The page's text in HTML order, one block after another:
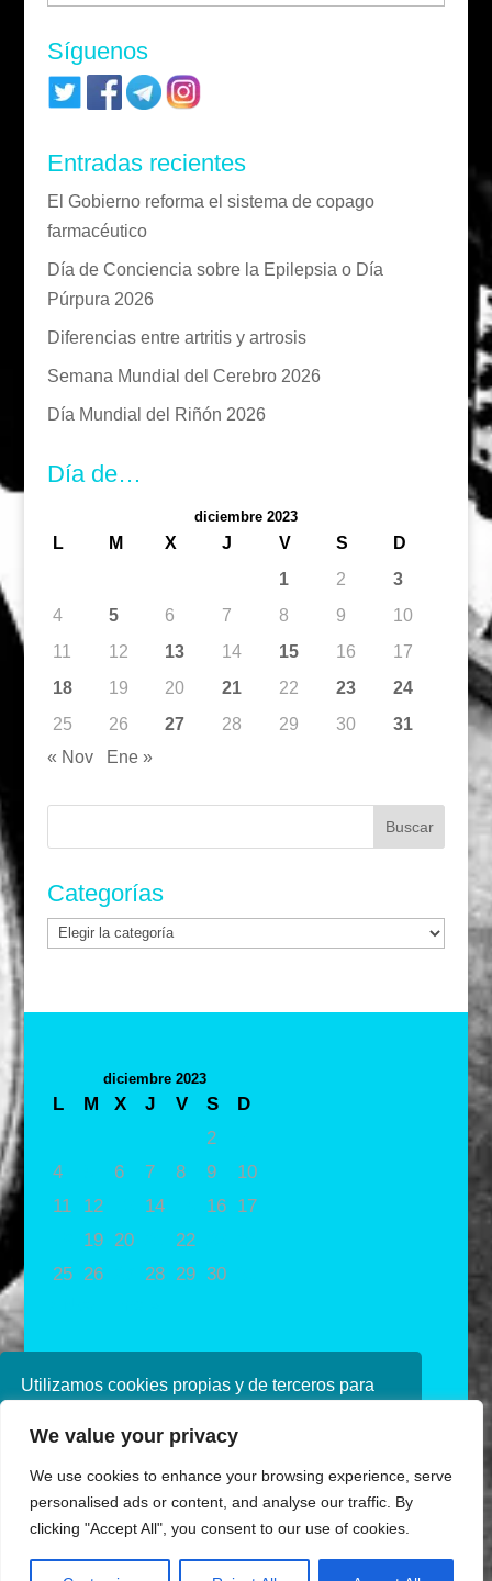
Utilizamos cookies propias y de terceros para
navegando, consideramos que acepta su uso.
política de cookies consulte nuestra
Política de
privacidad
We value your privacy
We use cookies to enhance your browsing experience, serve
personalised ads or content, and analyse our traffic. By
clicking "Accept All", you consent to our use of cookies.
Síguenos
Entradas recientes
El Gobierno reforma el sistema de copago
farmacéutico
Día de Conciencia sobre la Epilepsia o Día
Púrpura 2026
Diferencias entre artritis y artrosis
Semana Mundial del Cerebro 2026
Día Mundial del Riñón 2026
Día de…
diciembre 2023
L M X J V S
D
1
2
3
4
5 6 7 8 9
10
11
12 13 14 15 16
17
18
19 20 21 22 23
24
25
26 27 28 29 30
31
« Nov
Ene »
Categorías
Categorías
diciembre 2023
L M X J V S
D
2
4
6 7 8 9
10
11
12 14 16
17
19 20 22
25
26 28 29 30